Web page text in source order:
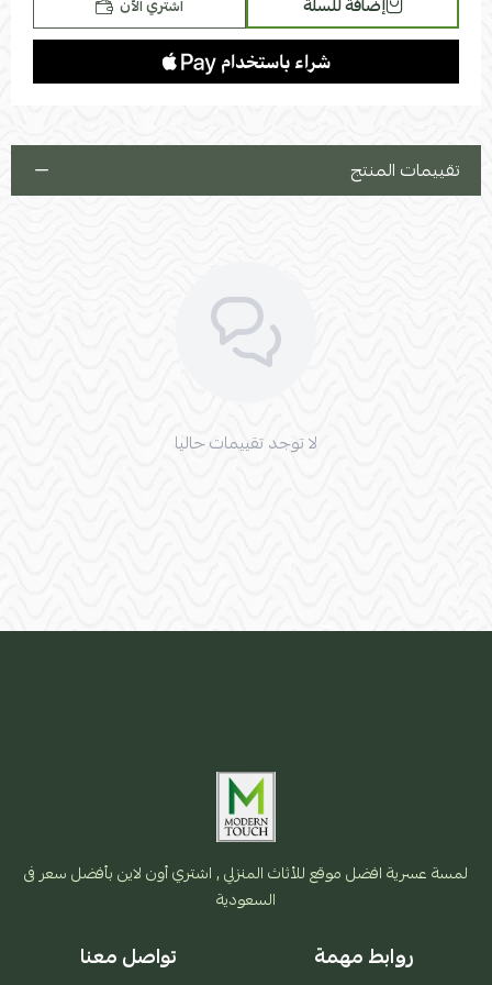
الارتفاع: 40 سم
ارتفاع الكرسي للجلسة: 33 سم
العمق: 56 سم
اشتري الآن
تقييمات المنتج
لا توجد تقييمات حاليا
لمسة عسرية افضل موقع للأثاث المنزلي , اشتري أون لاين بأفضل سعر فى
السعودية
روابط مهمة تواصل معنا